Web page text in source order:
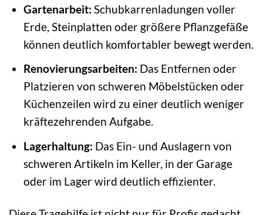
Gartenarbeit: Schubkarrenladungen voller
Erde, Steinplatten oder größere Pflanzgefäße
können deutlich komfortabler bewegt werden.
Renovierungsarbeiten: Das Entfernen oder
Platzieren von schweren Möbelstücken oder
Küchenzeilen wird zu einer deutlich weniger
kräftezehrenden Aufgabe.
Lagerhaltung: Das Ein- und Auslagern von
schweren Artikeln im Keller, in der Garage
oder im Lager wird deutlich effizienter.